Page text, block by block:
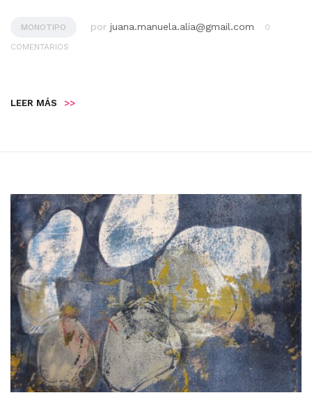
MONOTIPO por juana.manuela.alia@gmail.com
0
COMENTARIOS
LEER MÁS >>